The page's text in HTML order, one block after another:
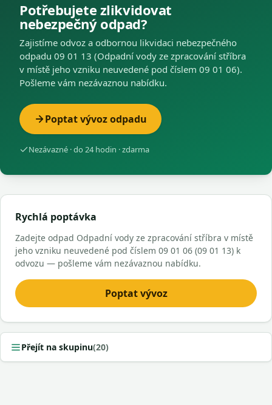
Potřebujete zlikvidovat
nebezpečný odpad?
Zajistíme odvoz a odbornou likvidaci nebezpečného
odpadu 09 01 13 (Odpadní vody ze zpracování stříbra
v místě jeho vzniku neuvedené pod číslem 09 01 06).
Pošleme vám nezávaznou nabídku.
Poptat vývoz odpadu
Nezávazné · do 24 hodin · zdarma
Rychlá poptávka
Zadejte odpad Odpadní vody ze zpracování stříbra v místě
jeho vzniku neuvedené pod číslem 09 01 06 (09 01 13) k
odvozu — pošleme vám nezávaznou nabídku.
Poptat vývoz
Přejít na skupinu(20)